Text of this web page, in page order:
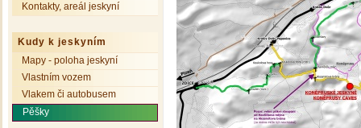
Kontakty, areál jeskyní
Kudy k jeskyním
Mapy - poloha jeskyní
Vlastním vozem
Vlakem či autobusem
Pěšky